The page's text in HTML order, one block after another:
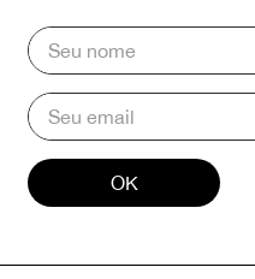
OK